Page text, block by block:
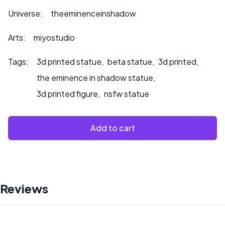
Bitte kontaktieren Sie uns unter ***
oder wenn Sie möchten, dass wir das Produkt bemalen.
Universe: theeminenceinshadow
Arts: miyostudio
Tags: 3d printed statue, beta statue, 3d printed,
the eminence in shadow statue,
3d printed figure, nsfw statue
Add to cart
Reviews